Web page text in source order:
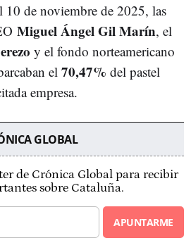
10 de noviembre de 2025, las
Miguel Ángel Gil Marín, el
y el fondo norteamericano
el 70,47% del pastel
empresa.
GLOBAL
de Crónica Global para recibir
sobre Cataluña.
APUNTARME